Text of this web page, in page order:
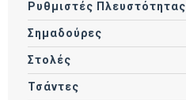
Ρυθμιστές Πλευστότητας
Σημαδούρες
Στολές
Τσάντες